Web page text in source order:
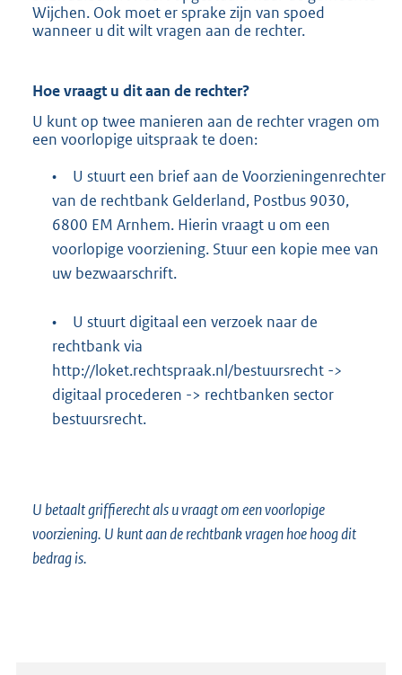
Wijchen. Ook moet er sprake zijn van spoed
wanneer u dit wilt vragen aan de rechter.
Hoe vraagt u dit aan de rechter?
U kunt op twee manieren aan de rechter vragen om
een voorlopige uitspraak te doen:
•
U stuurt een brief aan de Voorzieningenrechter
van de rechtbank Gelderland, Postbus 9030,
6800 EM Arnhem. Hierin vraagt u om een
voorlopige voorziening. Stuur een kopie mee van
uw bezwaarschrift.
•
U stuurt digitaal een verzoek naar de
rechtbank via
http://loket.rechtspraak.nl/bestuursrecht ->
digitaal procederen -> rechtbanken sector
bestuursrecht.
U betaalt griffierecht als u vraagt om een voorlopige
voorziening. U kunt aan de rechtbank vragen hoe hoog dit
bedrag is.